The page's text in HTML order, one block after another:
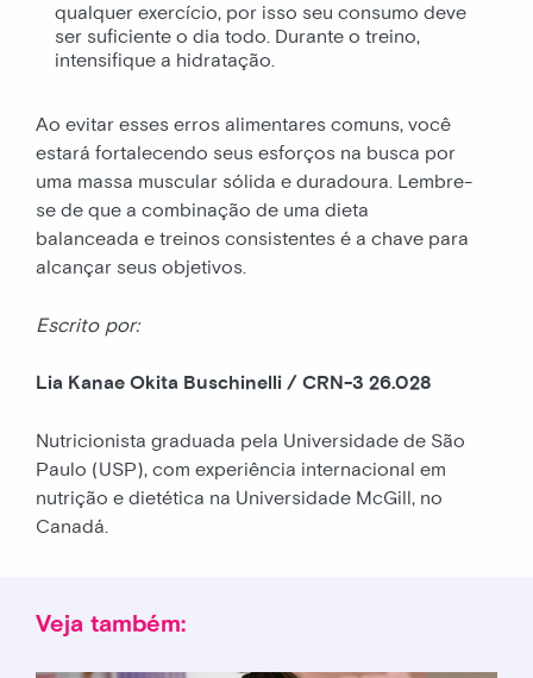
qualquer exercício, por isso seu consumo deve
ser suficiente o dia todo. Durante o treino,
intensifique a hidratação.
Ao evitar esses erros alimentares comuns, você
estará fortalecendo seus esforços na busca por
uma massa muscular sólida e duradoura. Lembre-
se de que a combinação de uma dieta
balanceada e treinos consistentes é a chave para
alcançar seus objetivos.
Escrito por:
Lia Kanae Okita Buschinelli / CRN-3 26.028
Nutricionista graduada pela Universidade de São
Paulo (USP), com experiência internacional em
nutrição e dietética na Universidade McGill, no
Canadá.
Veja também: